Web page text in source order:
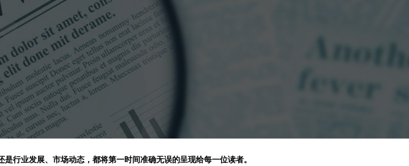
行业发展、市场动态，都将第一时间准确无误的呈现给每一位读者。